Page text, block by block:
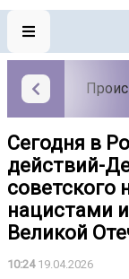
Сегодня в
действий-
советского
нацистами
Великой
10:2419.04.2026